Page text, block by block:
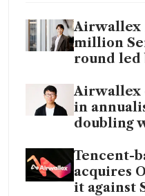
Airwallex
million
round led
Airwallex
in
doubling
Tencent-
acquires
it against